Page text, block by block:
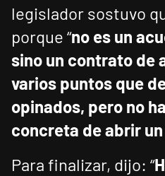
legislador sostuvo
porque “no es un
sino un contrato de
varios puntos que
opinados, pero no
concreta de abrir
Para finalizar, dijo: “